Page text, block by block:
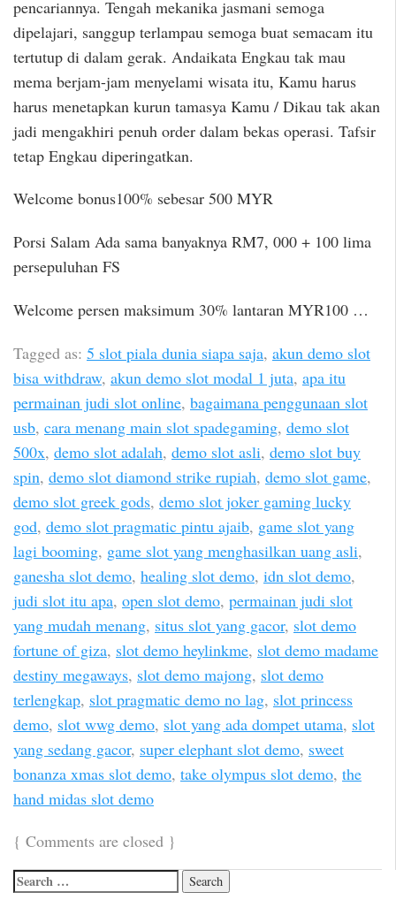
pencariannya. Tengah mekanika jasmani semoga
dipelajari, sanggup terlampau semoga buat semacam itu
tertutup di dalam gerak. Andaikata Engkau tak mau
mema berjam-jam menyelami wisata itu, Kamu harus
harus menetapkan kurun tamasya Kamu / Dikau tak akan
jadi mengakhiri penuh order dalam bekas operasi. Tafsir
tetap Engkau diperingatkan.
Welcome bonus100% sebesar 500 MYR
Porsi Salam Ada sama banyaknya RM7, 000 + 100 lima
persepuluhan FS
Welcome persen maksimum 30% lantaran MYR100 …
Tagged as: 5 slot piala dunia siapa saja, akun demo slot
bisa withdraw, akun demo slot modal 1 juta, apa itu
permainan judi slot online, bagaimana penggunaan slot
usb, cara menang main slot spadegaming, demo slot
500x, demo slot adalah, demo slot asli, demo slot buy
spin, demo slot diamond strike rupiah, demo slot game,
demo slot greek gods, demo slot joker gaming lucky
god, demo slot pragmatic pintu ajaib, game slot yang
lagi booming, game slot yang menghasilkan uang asli,
ganesha slot demo, healing slot demo, idn slot demo,
judi slot itu apa, open slot demo, permainan judi slot
yang mudah menang, situs slot yang gacor, slot demo
fortune of giza, slot demo heylinkme, slot demo madame
destiny megaways, slot demo majong, slot demo
terlengkap, slot pragmatic demo no lag, slot princess
demo, slot wwg demo, slot yang ada dompet utama, slot
yang sedang gacor, super elephant slot demo, sweet
bonanza xmas slot demo, take olympus slot demo, the
hand midas slot demo
{ Comments are closed }